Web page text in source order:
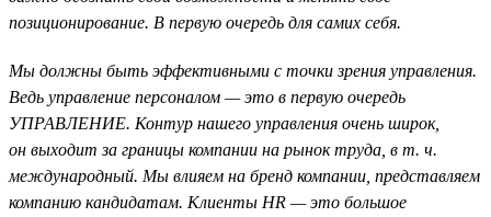
позиционирование. В первую очередь для самих себя.
Мы должны быть эффективными с точки зрения управления.
Ведь управление персоналом — это в первую очередь
УПРАВЛЕНИЕ. Контур нашего управления очень широк,
он выходит за границы компании на рынок труда, в т. ч.
международный. Мы влияем на бренд компании, представляем
компанию кандидатам. Клиенты HR — это большое